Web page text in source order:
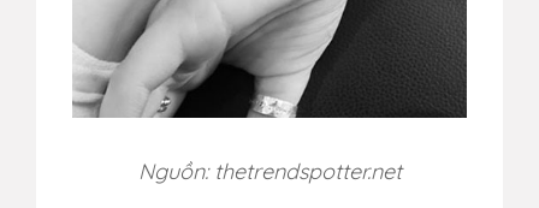
Nguồn: thetrendspotter.net